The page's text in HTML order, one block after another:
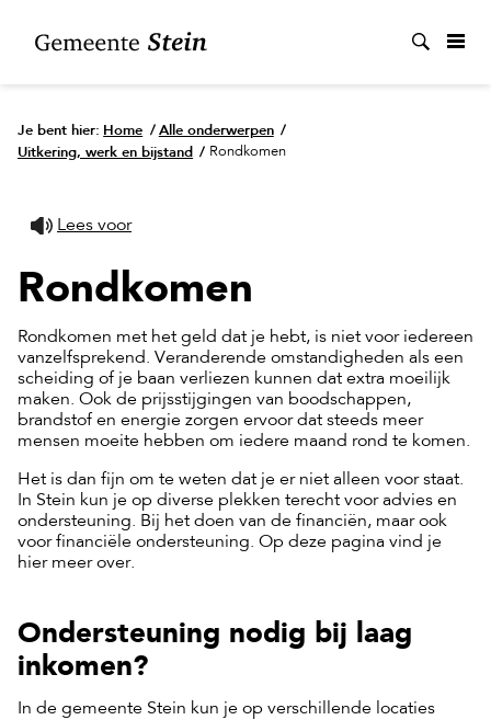
Je bent hier: Home / Alle onderwerpen /
Uitkering, werk en bijstand / Rondkomen
Lees voor
Rondkomen
Rondkomen met het geld dat je hebt, is niet voor iedereen
vanzelfsprekend. Veranderende omstandigheden als een
scheiding of je baan verliezen kunnen dat extra moeilijk
maken. Ook de prijsstijgingen van boodschappen,
brandstof en energie zorgen ervoor dat steeds meer
mensen moeite hebben om iedere maand rond te komen.
Het is dan fijn om te weten dat je er niet alleen voor staat.
In Stein kun je op diverse plekken terecht voor advies en
ondersteuning. Bij het doen van de financiën, maar ook
voor financiële ondersteuning. Op deze pagina vind je
hier meer over.
Ondersteuning nodig bij laag
inkomen?
In de gemeente Stein kun je op verschillende locaties